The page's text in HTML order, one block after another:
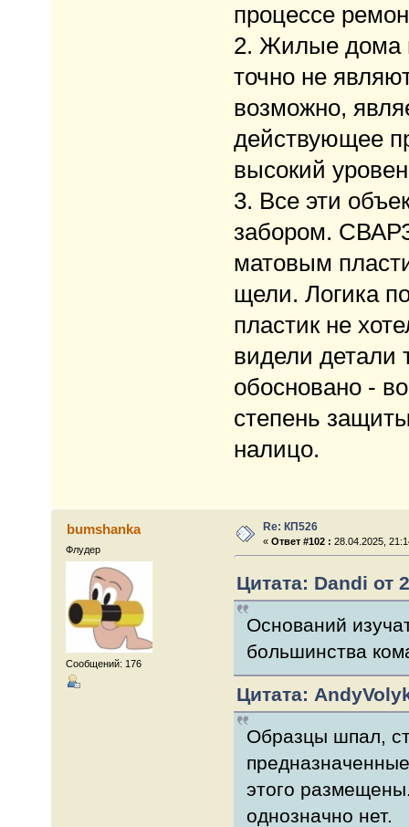
процессе
2. Жилые дома
точно не
возможно,
действующее
высокий
3. Все эти
забором.
матовым
щели. Логика
пластик не
видели детали
обосновано -
степень
налицо.
bumshanka
Флудер
Сообщений: 176
Re: КП526
«Ответ #102 : 28.04.2025,
Цитата: Dandi от
Оснований
большинства
Цитата:
Образцы шпал,
этого
однозначно нет.